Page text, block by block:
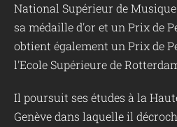
National Supérieur de
sa médaille d'or et un Prix de
obtient également un Prix de
l'Ecole Supérieure de
Il poursuit ses études à la
Genève dans laquelle il